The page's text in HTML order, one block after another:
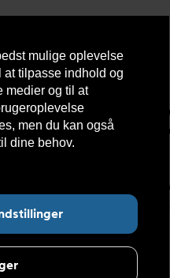
mulige oplevelse
at tilpasse indhold og
medier og til at
men du kan også
dine behov.
Kundeservice
Find